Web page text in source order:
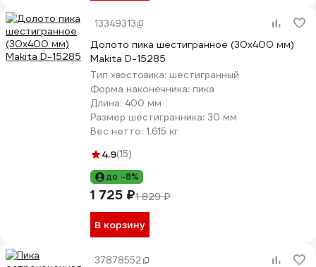
13349313
Долото пика шестигранное (30х400 мм)
Makita D-15285
Тип хвостовика: шестигранный
Форма наконечника: пика
Длина: 400 мм
Размер шестигранника: 30 мм
Вес нетто: 1.615 кг
4.9(15)
до -8%
1 725 ₽1 829 ₽
В корзину
37878552